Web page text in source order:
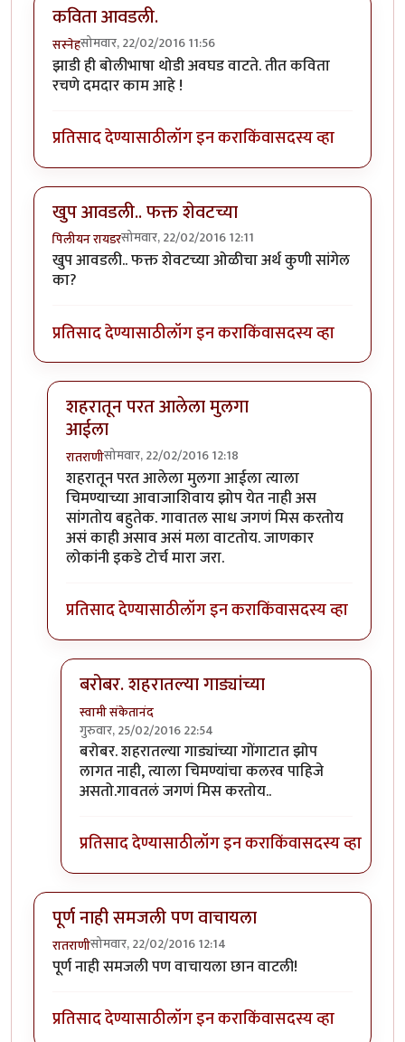
कविता आवडली.
सस्नेहसोमवार, 22/02/2016 11:56
झाडी ही बोलीभाषा थोडी अवघड वाटते. तीत कविता
रचणे दमदार काम आहे !
प्रतिसाद देण्यासाठीलॉग इन कराकिंवासदस्य व्हा
खुप आवडली.. फक्त शेवटच्या
पिलीयन रायडरसोमवार, 22/02/2016 12:11
खुप आवडली.. फक्त शेवटच्या ओळीचा अर्थ कुणी सांगेल
का?
प्रतिसाद देण्यासाठीलॉग इन कराकिंवासदस्य व्हा
शहरातून परत आलेला मुलगा
आईला
रातराणीसोमवार, 22/02/2016 12:18
In reply toखुप आवडली.. फक्त शेवटच्याby
शहरातून परत आलेला मुलगा आईला त्याला
चिमण्याच्या आवाजाशिवाय झोप येत नाही अस
सांगतोय बहुतेक. गावातल साध जगणं मिस करतोय
असं काही असाव असं मला वाटतोय. जाणकार
लोकांनी इकडे टोर्च मारा जरा.
प्रतिसाद देण्यासाठीलॉग इन कराकिंवासदस्य व्हा
बरोबर. शहरातल्या गाड्यांच्या
स्वामी संकेतानंद
गुरुवार, 25/02/2016 22:54
In reply toशहरातून परत आलेला मुलगा आईला
बरोबर. शहरातल्या गाड्यांच्या गोंगाटात झोप
लागत नाही, त्याला चिमण्यांचा कलरव पाहिजे
असतो.गावतलं जगणं मिस करतोय..
प्रतिसाद देण्यासाठीलॉग इन कराकिंवासदस्य व्हा
पूर्ण नाही समजली पण वाचायला
रातराणीसोमवार, 22/02/2016 12:14
पूर्ण नाही समजली पण वाचायला छान वाटली!
प्रतिसाद देण्यासाठीलॉग इन कराकिंवासदस्य व्हा